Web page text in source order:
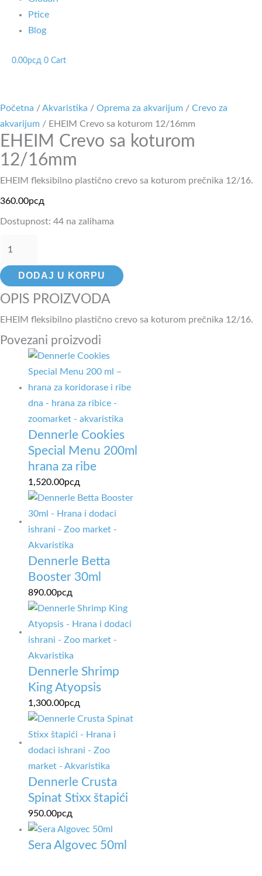
Ptice
Blog
0.00рсд 0 Cart
Početna /Akvaristika / Oprema za akvarijum / Crevo za
akvarijum / EHEIM Crevo sa koturom 12/16mm
EHEIM Crevo sa koturom
12/16mm
EHEIM fleksibilno plastično crevo sa koturom prečnika 12/16.
360.00рсд
Dostupnost: 44 na zalihama
DODAJ U KORPU
OPIS PROIZVODA
EHEIM fleksibilno plastično crevo sa koturom prečnika 12/16.
Povezani proizvodi
Dennerle Cookies
Special Menu 200ml
hrana za ribe
1,520.00рсд
Dennerle Betta
Booster 30ml
890.00рсд
Dennerle Shrimp
King Atyopsis
1,300.00рсд
Dennerle Crusta
Spinat Stixx štapići
950.00рсд
Sera Algovec 50ml